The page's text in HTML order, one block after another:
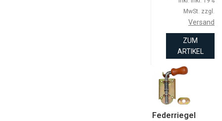
MwSt. zzgl.
Versand
ZUM
ARTIKEL
Federriegel